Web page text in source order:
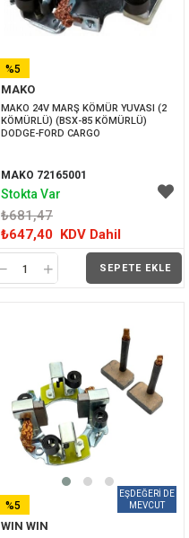
MAKO
MAKO 24V MARŞ KÖMÜR YUVASI (2
KÖMÜRLÜ) (BSX-85 KÖMÜRLÜ)
DODGE-FORD CARGO
MAKO 72165001
₺681,47
₺647,40 KDV Dahil
SEPETE EKLE
%5
İNDIRIM
Stokta Var
WIN WIN
%5
İNDIRIM